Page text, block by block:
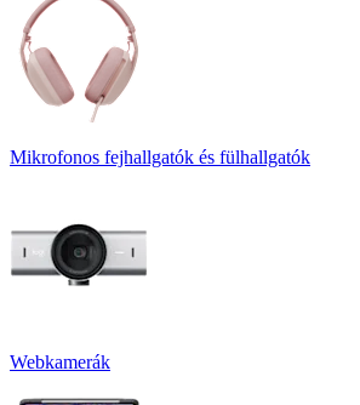
Mikrofonos fejhallgatók és fülhallgatók
Webkamerák